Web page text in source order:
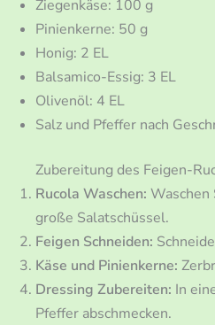
Ziegenkäse: 100 g
Pinienkerne: 50 g
Honig: 2 EL
Balsamico-Essig: 3 EL
Olivenöl: 4 EL
Salz und Pfeffer nach
Zubereitung des Feigen-
Rucola Waschen: Waschen
große Salatschüssel.
Feigen Schneiden:
Käse und Pinienkerne:
Dressing Zubereiten: In
Pfeffer abschmecken.